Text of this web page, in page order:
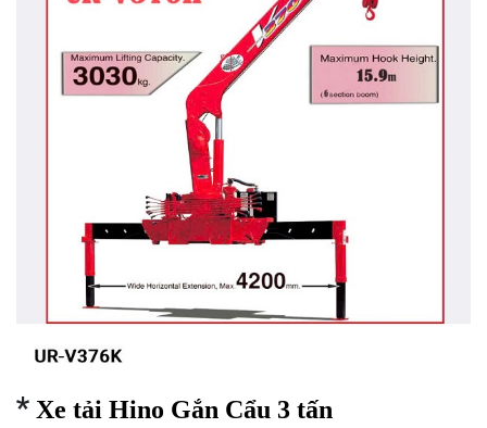
* Xe tải Hino Gắn Cẩu 3 tấn